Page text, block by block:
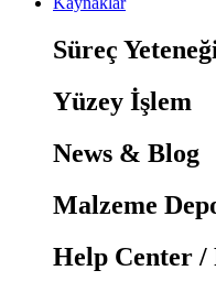
Süreç
Yüzey İşlem
News & Blog
Malzeme
Help Center /